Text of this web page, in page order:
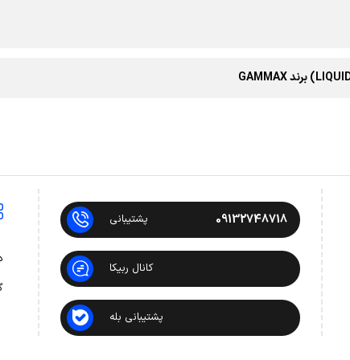
09132748718 پشتیبانی
کانال ربیکا
پشتیبانی بله